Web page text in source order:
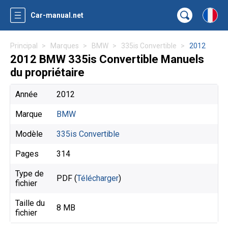
Car-manual.net
Principal Marques BMW 335is Convertible 2012
2012 BMW 335is Convertible Manuels
du propriétaire
Année 2012
Marque BMW
Modèle 335is Convertible
Pages 314
Type de
fichier
PDF (Télécharger)
Taille du
fichier
8 MB